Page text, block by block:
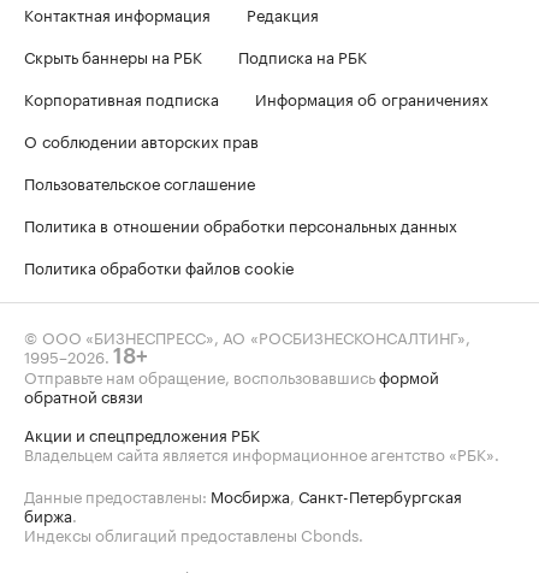
Контактная информация
Редакция
Скрыть баннеры на РБК
Подписка на РБК
Корпоративная подписка
Информация об ограничениях
О соблюдении авторских прав
Пользовательское соглашение
Политика в отношении обработки персональных данных
Политика обработки файлов cookie
© ООО «БИЗНЕСПРЕСС», АО «РОСБИЗНЕСКОНСАЛТИНГ»,
1995–2026. 18+
Отправьте нам обращение, воспользовавшисьформой
обратной связи
Акции и спецпредложения РБК
Владельцем сайта является информационное агентство «РБК».
Данные предоставлены: Мосбиржа, Санкт-Петербургская
биржа.
Индексы облигаций предоставлены Cbonds.